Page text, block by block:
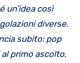
un’idea così
diverse.
subito: pop
primo ascolto.